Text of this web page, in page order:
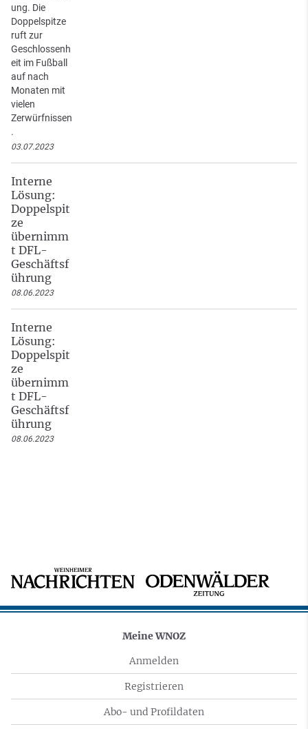
ung. Die
Doppelspitze
ruft zur
Geschlossenh
eit im Fußball
auf nach
Monaten mit
vielen
Zerwürfnissen
.
03.07.2023
Interne
Lösung:
Doppelspit
ze
übernimm
t DFL-
Geschäftsf
ührung
08.06.2023
Interne
Lösung:
Doppelspit
ze
übernimm
t DFL-
Geschäftsf
ührung
08.06.2023
Meine WNOZ
Anmelden
Registrieren
Abo- und Profildaten